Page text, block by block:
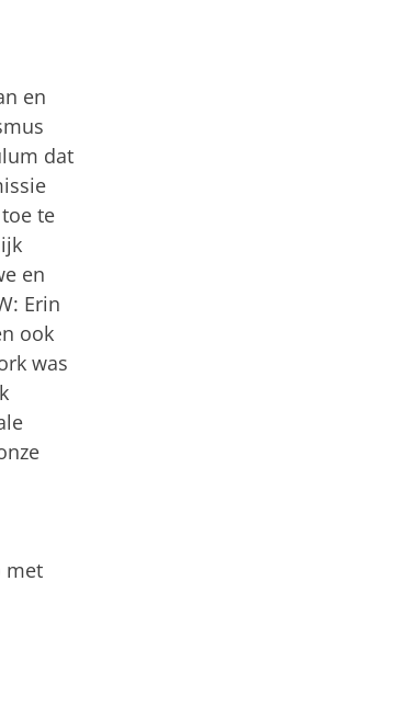
en
dat
te
en
Erin
ook
was
met